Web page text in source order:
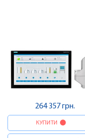
264 357 грн.
КУПИТИ